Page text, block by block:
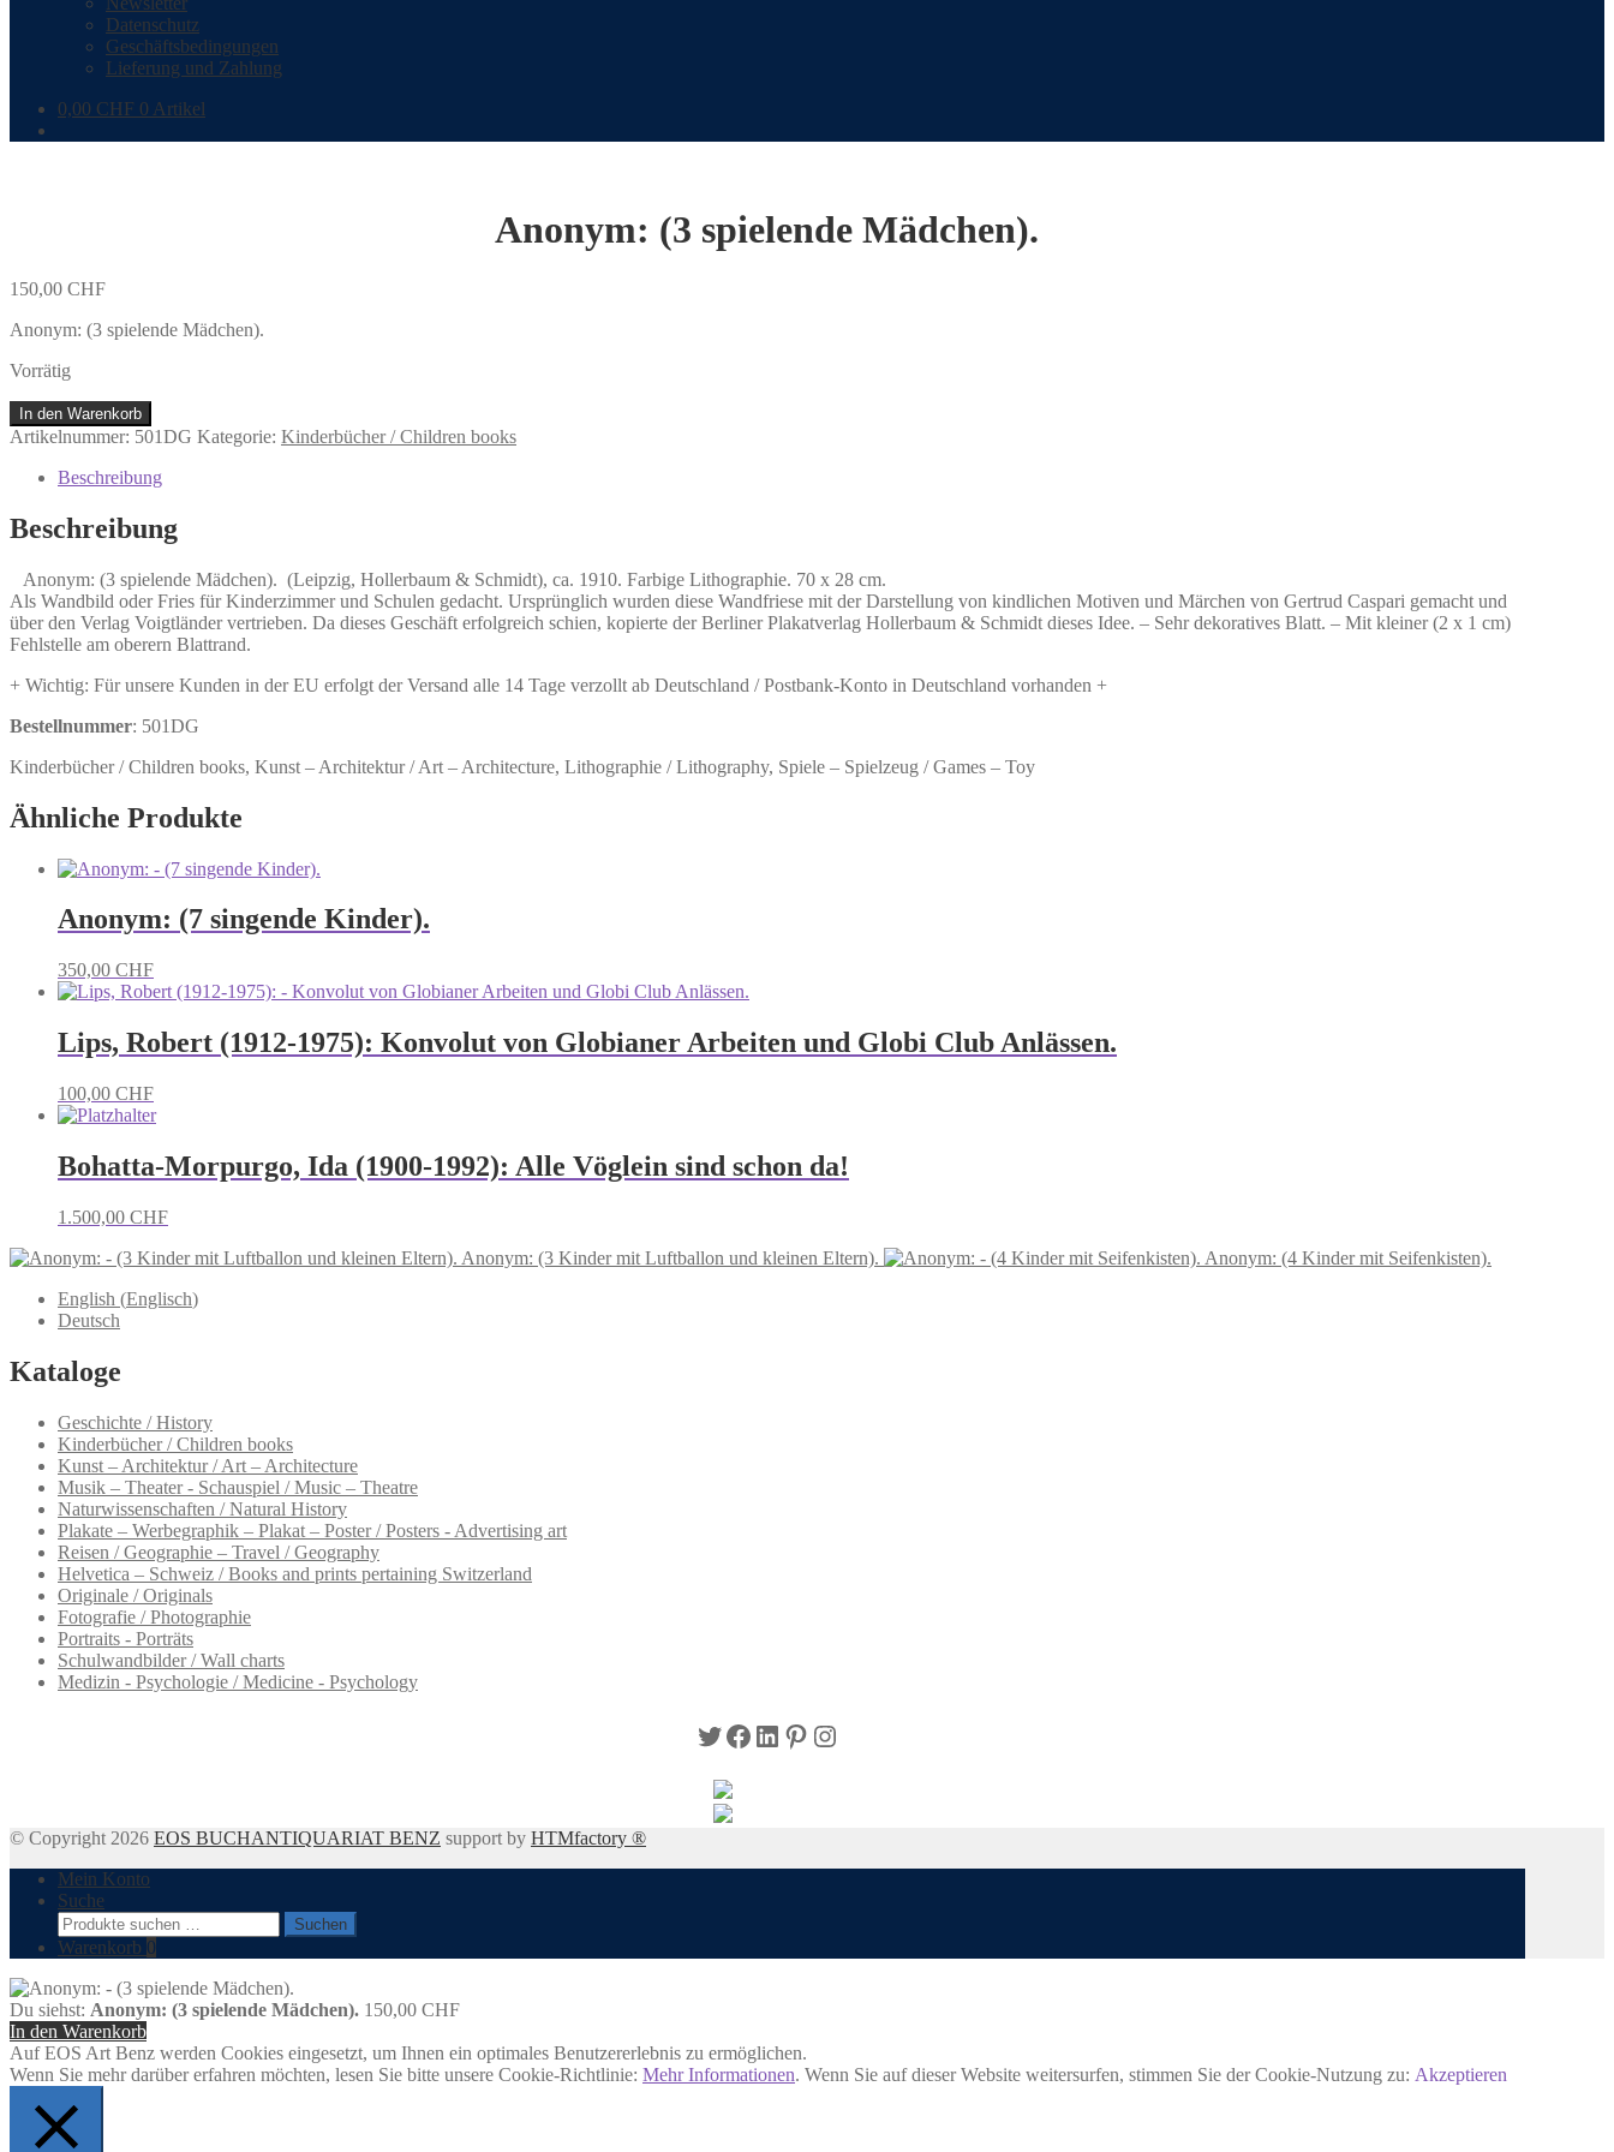
Datenschutz
Geschäftsbedingungen
Lieferung und Zahlung
0,00 CHF 0 Artikel
Anonym: (3 spielende Mädchen).
150,00 CHF
Anonym: (3 spielende Mädchen).
Vorrätig
Anonym:
(3
Mädchen).
In den Warenkorb
Artikelnummer: 501DG Kategorie: Kinderbücher / Children books
Beschreibung
Beschreibung
Anonym: (3 spielende Mädchen). (Leipzig, Hollerbaum & Schmidt), ca. 1910. Farbige Lithographie. 70 x 28 cm.
Als Wandbild oder Fries für Kinderzimmer und Schulen gedacht. Ursprünglich wurden diese Wandfriese mit der Darstellung von kindlichen Motiven und Märchen von Gertrud Caspari gemacht und
über den Verlag Voigtländer vertrieben. Da dieses Geschäft erfolgreich schien, kopierte der Berliner Plakatverlag Hollerbaum & Schmidt dieses Idee. – Sehr dekoratives Blatt. – Mit kleiner (2 x 1 cm)
Fehlstelle am oberern Blattrand.
+ Wichtig: Für unsere Kunden in der EU erfolgt der Versand alle 14 Tage verzollt ab Deutschland / Postbank-Konto in Deutschland vorhanden +
Bestellnummer: 501DG
Kinderbücher / Children books, Kunst – Architektur / Art – Architecture, Lithographie / Lithography, Spiele – Spielzeug / Games – Toy
Ähnliche Produkte
Anonym: (7 singende Kinder).
350,00 CHF
Lips, Robert (1912-1975): Konvolut von Globianer Arbeiten und Globi Club Anlässen.
100,00 CHF
Bohatta-Morpurgo, Ida (1900-1992): Alle Vöglein sind schon da!
1.500,00 CHF
Anonym: (3 Kinder mit Luftballon und kleinen Eltern).
Anonym: (4 Kinder mit Seifenkisten).
English (Englisch)
Deutsch
Kataloge
Geschichte / History
Kinderbücher / Children books
Kunst – Architektur / Art – Architecture
Musik – Theater - Schauspiel / Music – Theatre
Naturwissenschaften / Natural History
Plakate – Werbegraphik – Plakat – Poster / Posters - Advertising art
Reisen / Geographie – Travel / Geography
Helvetica – Schweiz / Books and prints pertaining Switzerland
Originale / Originals
Fotografie / Photographie
Portraits - Porträts
Schulwandbilder / Wall charts
Medizin - Psychologie / Medicine - Psychology
Twitter
Facebook
LinkedIn
Pinterest
Instagram
© Copyright 2026 EOS BUCHANTIQUARIAT BENZ support by HTMfactory ®
Mein Konto
Suche
Suchen
nach:
Suchen
Warenkorb 0
Du siehst: Anonym: (3 spielende Mädchen). 150,00 CHF
In den Warenkorb
Auf EOS Art Benz werden Cookies eingesetzt, um Ihnen ein optimales Benutzererlebnis zu ermöglichen.
Wenn Sie mehr darüber erfahren möchten, lesen Sie bitte unsere Cookie-Richtlinie: Mehr Informationen. Wenn Sie auf dieser Website weitersurfen, stimmen Sie der Cookie-Nutzung zu: Akzeptieren